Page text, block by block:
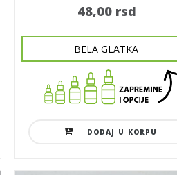
48,00 rsd
DODAJ U KORPU